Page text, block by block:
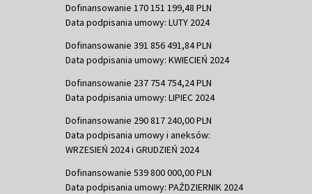
Dofinansowanie 170 151 199,48 PLN
Data podpisania umowy: LUTY 2024
Dofinansowanie 391 856 491,84 PLN
Data podpisania umowy: KWIECIEŃ 2024
Dofinansowanie 237 754 754,24 PLN
Data podpisania umowy: LIPIEC 2024
Dofinansowanie 290 817 240,00 PLN
Data podpisania umowy i aneksów:
WRZESIEŃ 2024 i GRUDZIEŃ 2024
Dofinansowanie 539 800 000,00 PLN
Data podpisania umowy: PAŹDZIERNIK 2024